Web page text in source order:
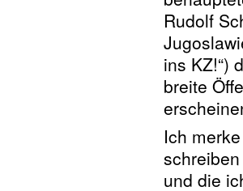
Rudolf
ins KZ!“)
breite
Ich
und die